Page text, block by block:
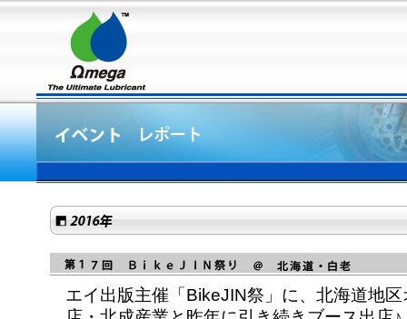
エイ出版主催「BikeJIN祭」に、北海道地